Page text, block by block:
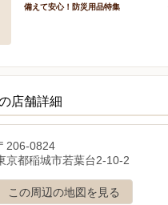
備えて安心！防災用品特集
店舗詳細
206-0824
京都稲城市若葉台2-10-2
この周辺の地図を見る